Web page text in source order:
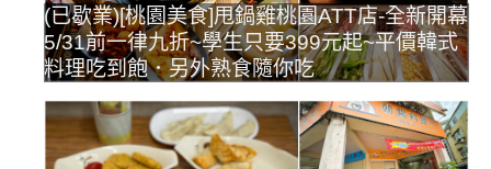
(已歇業)[桃園美食]甩鍋雞桃園ATT店-全新開幕
5/31前一律九折~學生只要399元起~平價韓式
料理吃到飽．另外熟食隨你吃